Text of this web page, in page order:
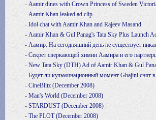
- Aamir dines with Crown Princess of Sweden
- Aamir Khan leaked ad clip
- Idol chat with Aamir Khan and Rajeev Masand
- Aamir Khan & Gul Panag's Tata Sky Plus Launch
- Аамир: На сегодняшний день не существует
- Секрет сверкающей химии Аамира и его
- New Tata Sky (DTH) Ad of Aamir Khan & Gul
- Будет ли кульминационный момент Ghajini снят
- CineBlitz (December 2008)
- Man's World (December 2008)
- STARDUST (December 2008)
- The PLOT (December 2008)